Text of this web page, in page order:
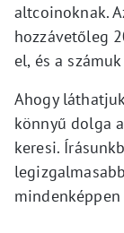
altcoinoknak.
hozzávetőleg
el, és a
Ahogy
könnyű dolga
keresi.